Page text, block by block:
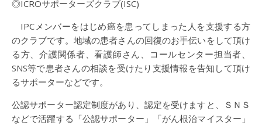
◎ICROサポーターズクラブ(ISC)
IPCメンバーをはじめ癌を患ってしまった人を支援する方
のクラブです。地域の患者さんの回復のお手伝いをして頂け
る方、介護関係者、看護師さん、コールセンター担当者、
SNS等で患者さんの相談を受けたり支援情報を告知して頂け
るサポーターなどです。
公認サポーター認定制度があり、認定を受けますと、ＳＮＳ
などで活躍する「公認サポーター」「がん根治マイスター」